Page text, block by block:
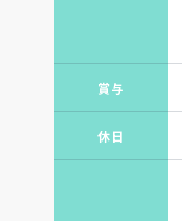
賞与
休日